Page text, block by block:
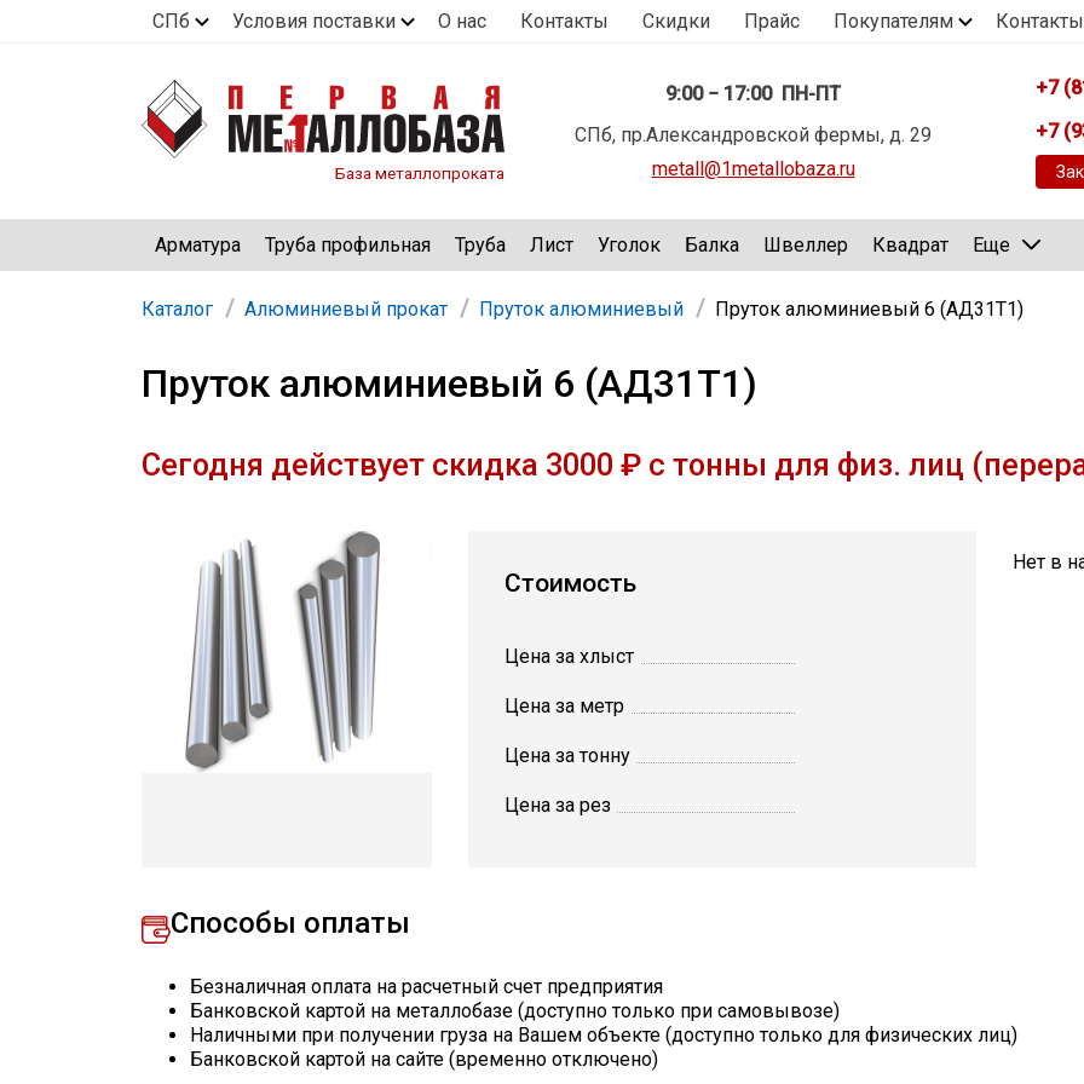
СПб Условия поставки О нас Контакты Скидки Прайс Покупателям Контакты
База металлопроката
9:00 − 17:00 ПН-ПТ
СПб, пр.Александровской фермы, д. 29
metall@1metallobaza.ru
+7
+7
Арматура Труба профильная Труба Лист Уголок Балка Швеллер Квадрат Еще
Каталог Алюминиевый прокат Пруток алюминиевый Пруток алюминиевый 6 (АД31Т1)
Пруток алюминиевый 6 (АД31Т1)
Сегодня действует скидка 3000 ₽ с тонны для физ. лиц
Стоимость
Цена за хлыст
Цена за метр
Цена за тонну
Цена за рез
Нет в
Способы оплаты
Безналичная оплата на расчетный счет предприятия
Банковской картой на металлобазе (доступно только при самовывозе)
Наличными при получении груза на Вашем объекте (доступно только для физических лиц)
Банковской картой на сайте (временно отключено)